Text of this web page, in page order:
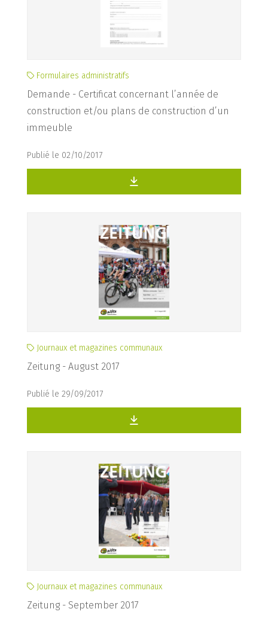
Formulaires administratifs
Demande - Certificat concernant l’année de
construction et/ou plans de construction d’un
immeuble
Publié le 02/10/2017
Journaux et magazines communaux
Zeitung - August 2017
Publié le 29/09/2017
Journaux et magazines communaux
Zeitung - September 2017